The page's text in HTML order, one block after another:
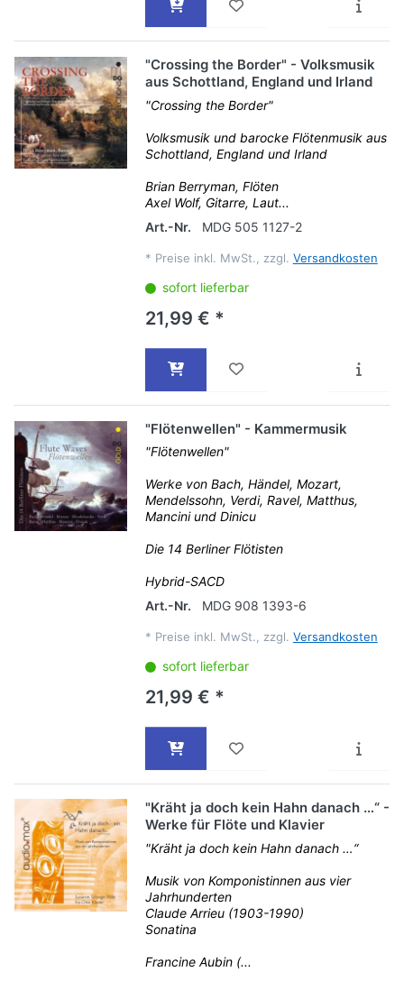
"Crossing the Border" - Volksmusik
aus Schottland, England und Irland
"Crossing the Border"
Volksmusik und barocke Flötenmusik aus
Schottland, England und Irland
Brian Berryman, Flöten
Axel Wolf, Gitarre, Laut...
Art.-Nr.
MDG 505 1127-2
* Preise inkl. MwSt., zzgl. Versandkosten
sofort lieferbar
21,99 € *
"Flötenwellen" - Kammermusik
"Flötenwellen"
Werke von Bach, Händel, Mozart,
Mendelssohn, Verdi, Ravel, Matthus,
Mancini und Dinicu
Die 14 Berliner Flötisten
Hybrid-SACD
Art.-Nr.
MDG 908 1393-6
* Preise inkl. MwSt., zzgl. Versandkosten
sofort lieferbar
21,99 € *
"Kräht ja doch kein Hahn danach …“ -
Werke für Flöte und Klavier
"Kräht ja doch kein Hahn danach …“
Musik von Komponistinnen aus vier
Jahrhunderten
Claude Arrieu (1903-1990)
Sonatina
Francine Aubin (...